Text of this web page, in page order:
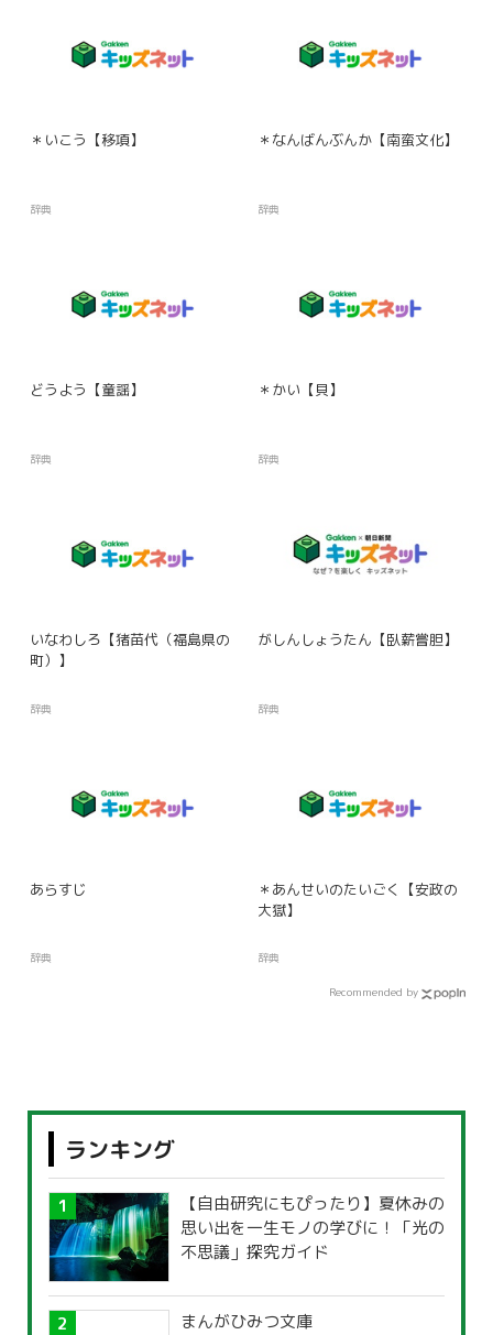
＊いこう【移項】
辞典
＊なんばんぶんか【南蛮文化】
辞典
どうよう【童謡】
辞典
＊かい【貝】
辞典
いなわしろ【猪苗代（福島県の
町）】
辞典
がしんしょうたん【臥薪嘗胆】
辞典
あらすじ
辞典
＊あんせいのたいごく【安政の
大獄】
辞典
Recommended by
ランキング
【自由研究にもぴったり】夏休みの
思い出を一生モノの学びに！「光の
不思議」探究ガイド
まんがひみつ文庫